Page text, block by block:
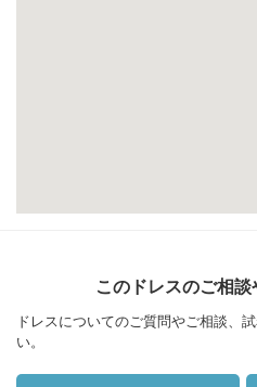
このドレスのご相
ドレスについてのご質問やご相談、
い。